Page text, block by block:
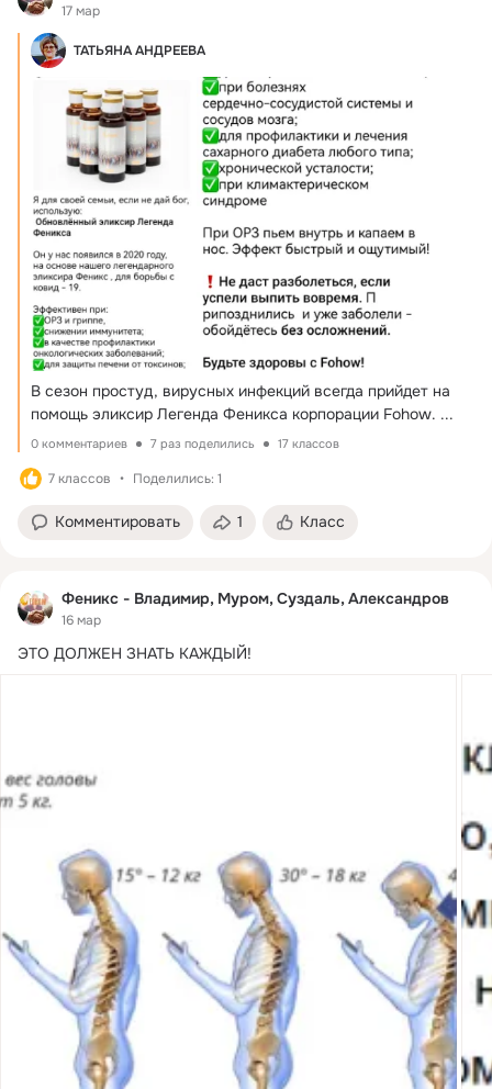
17 мар
ТАТЬЯНА АНДРЕЕВА
В сезон простуд, вирусных инфекций всегда прийдет на
помощь эликсир Легенда Феникса корпорации Fohow. ...
0 комментариев 7 раз поделились 17 классов
7 классов Поделились: 1
Комментировать 1 Класс
Феникс - Владимир, Муром, Суздаль, Александров
16 мар
ЭТО ДОЛЖЕН ЗНАТЬ КАЖДЫЙ!